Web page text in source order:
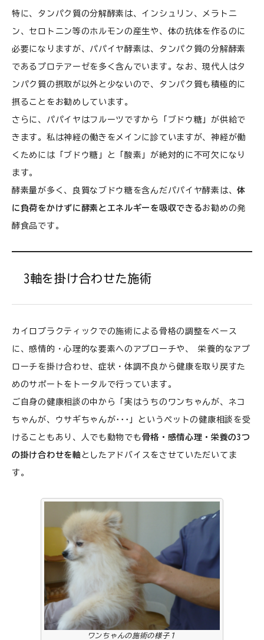
特に、タンパク質の分解酵素は、インシュリン、メラトニ
ン、セロトニン等のホルモンの産生や、体の抗体を作るのに
必要になりますが、パパイヤ酵素は、タンパク質の分解酵素
であるプロテアーゼを多く含んでいます。なお、現代人はタ
ンパク質の摂取が以外と少ないので、タンパク質も積極的に
摂ることをお勧めしています。
さらに、パパイヤはフルーツですから「ブドウ糖」が供給で
きます。私は神経の働きをメインに診ていますが、神経が働
くためには「ブドウ糖」と「酸素」が絶対的に不可欠になり
ます。
酵素量が多く、良質なブドウ糖を含んだパパイヤ酵素は、体
に負荷をかけずに酵素とエネルギーを吸収できるお勧めの発
酵食品です。
3軸を掛け合わせた施術
カイロプラクティックでの施術による骨格の調整をベース
に、感情的・心理的な要素へのアプローチや、 栄養的なアプ
ローチを掛け合わせ、症状・体調不良から健康を取り戻すた
めのサポートをトータルで行っています。
ご自身の健康相談の中から「実はうちのワンちゃんが、ネコ
ちゃんが、ウサギちゃんが･･･」というペットの健康相談を受
けることもあり、人でも動物でも 骨格・感情心理・栄養の3つ
の掛け合わせを軸 としたアドバイスをさせていただいてま
す。
ワンちゃんの施術の様子１